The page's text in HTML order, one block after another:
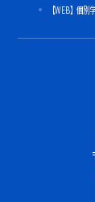
【WEB】個